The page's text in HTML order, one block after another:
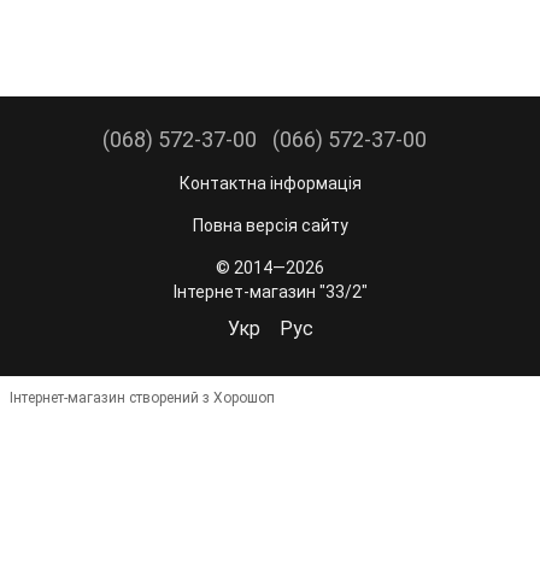
(068) 572-37-00 (066) 572-37-00
Контактна інформація
Повна версія сайту
© 2014—2026
Інтернет-магазин "33/2"
Укр Рус
Інтернет-магазин створений з Хорошоп